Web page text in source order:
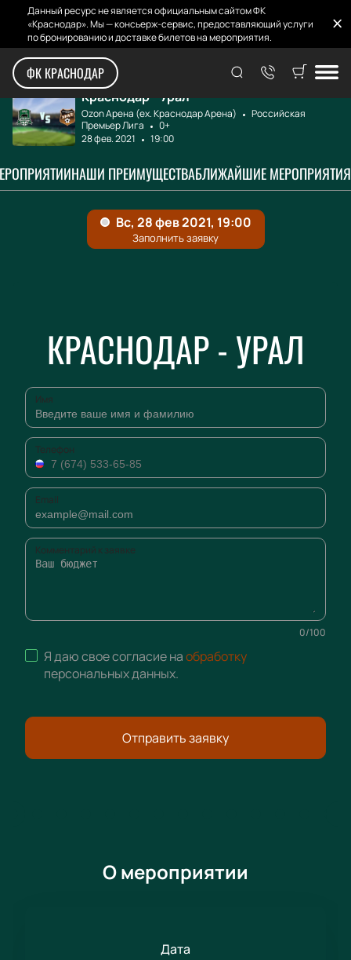
Данный ресурс не является официальным сайтом ФК
«Краснодар». Мы — консьерж-сервис, предоставляющий услуги
по бронированию и доставке билетов на мероприятия.
ФК КРАСНОДАР
Главная Афиша и билеты Краснодар - Урал...
Краснодар - Урал
Ozon Арена (ex. Краснодар Арена)
Российская
Премьер Лига
0+
28 фев. 2021
19:00
НАШИ ПРЕИМУЩЕСТВАБЛИЖАЙШИЕ МЕРОПРИЯТИЯ
КРАСНОДАР - УРАЛ
Имя
Телефон
Email
Комментарий к заявке
0/100
Я даю свое согласие наобработку
персональных данных.
Отправить заявку
О мероприятии
Дата